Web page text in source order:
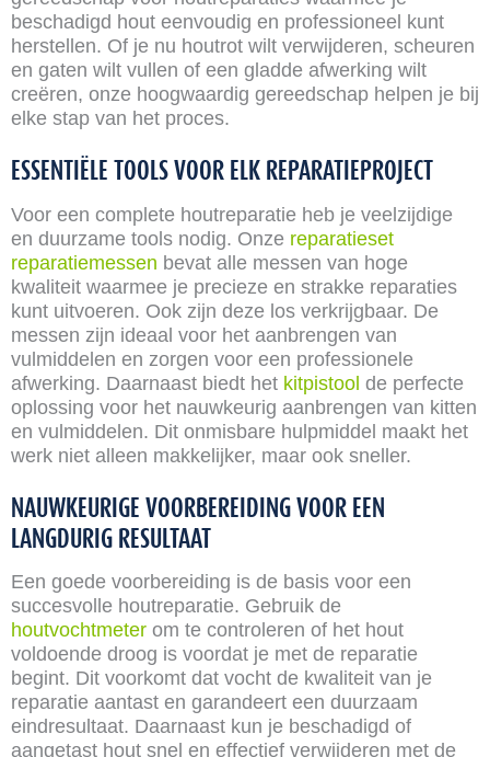
beschadigd hout eenvoudig en professioneel kunt
herstellen. Of je nu houtrot wilt verwijderen, scheuren
en gaten wilt vullen of een gladde afwerking wilt
creëren, onze hoogwaardig gereedschap helpen je bij
elke stap van het proces.
ESSENTIËLE TOOLS VOOR ELK REPARATIEPROJECT
Voor een complete houtreparatie heb je veelzijdige
en duurzame tools nodig. Onze reparatieset
reparatiemessen bevat alle messen van hoge
kwaliteit waarmee je precieze en strakke reparaties
kunt uitvoeren. Ook zijn deze los verkrijgbaar. De
messen zijn ideaal voor het aanbrengen van
vulmiddelen en zorgen voor een professionele
afwerking. Daarnaast biedt het kitpistool de perfecte
oplossing voor het nauwkeurig aanbrengen van kitten
en vulmiddelen. Dit onmisbare hulpmiddel maakt het
werk niet alleen makkelijker, maar ook sneller.
NAUWKEURIGE VOORBEREIDING VOOR EEN
LANGDURIG RESULTAAT
Een goede voorbereiding is de basis voor een
succesvolle houtreparatie. Gebruik de
houtvochtmeter om te controleren of het hout
voldoende droog is voordat je met de reparatie
begint. Dit voorkomt dat vocht de kwaliteit van je
reparatie aantast en garandeert een duurzaam
eindresultaat. Daarnaast kun je beschadigd of
aangetast hout snel en effectief verwijderen met de